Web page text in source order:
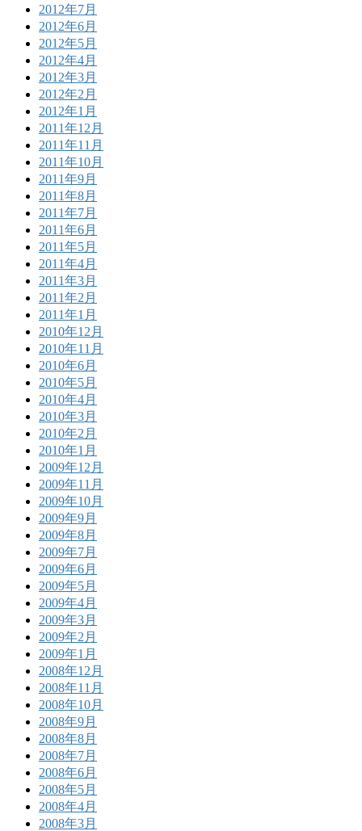
2012年7月
2012年6月
2012年5月
2012年4月
2012年3月
2012年2月
2012年1月
2011年12月
2011年11月
2011年10月
2011年9月
2011年8月
2011年7月
2011年6月
2011年5月
2011年4月
2011年3月
2011年2月
2011年1月
2010年12月
2010年11月
2010年6月
2010年5月
2010年4月
2010年3月
2010年2月
2010年1月
2009年12月
2009年11月
2009年10月
2009年9月
2009年8月
2009年7月
2009年6月
2009年5月
2009年4月
2009年3月
2009年2月
2009年1月
2008年12月
2008年11月
2008年10月
2008年9月
2008年8月
2008年7月
2008年6月
2008年5月
2008年4月
2008年3月